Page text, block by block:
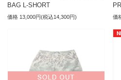
BAG L-SHORT
価格 13,000円(税込14,300円) 価